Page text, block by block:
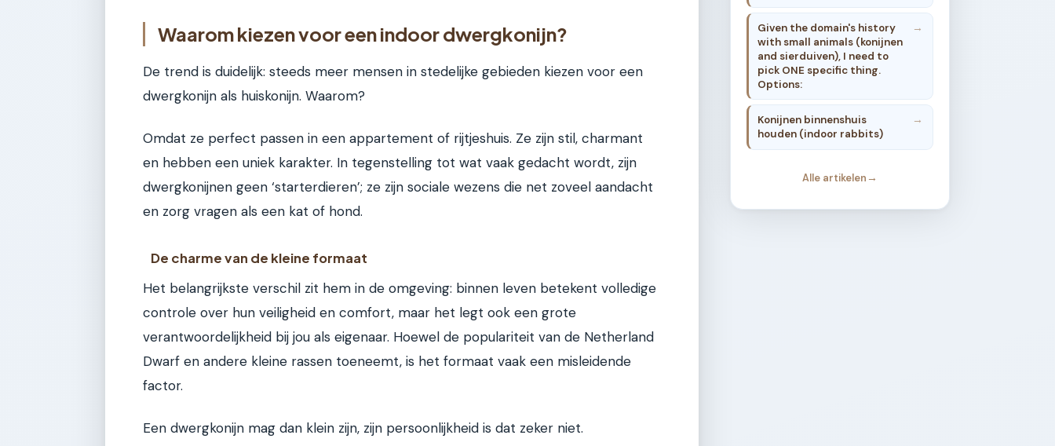
Waarom kiezen voor een indoor dwergkonijn?
De trend is duidelijk: steeds meer mensen in stedelijke gebieden kiezen voor een
dwergkonijn als huiskonijn. Waarom?
Omdat ze perfect passen in een appartement of rijtjeshuis. Ze zijn stil, charmant
en hebben een uniek karakter. In tegenstelling tot wat vaak gedacht wordt, zijn
dwergkonijnen geen ‘starterdieren’; ze zijn sociale wezens die net zoveel aandacht
en zorg vragen als een kat of hond.
De charme van de kleine formaat
Het belangrijkste verschil zit hem in de omgeving: binnen leven betekent volledige
controle over hun veiligheid en comfort, maar het legt ook een grote
verantwoordelijkheid bij jou als eigenaar. Hoewel de populariteit van de Netherland
Dwarf en andere kleine rassen toeneemt, is het formaat vaak een misleidende
factor.
Een dwergkonijn mag dan klein zijn, zijn persoonlijkheid is dat zeker niet.
Given the domain's history
with small animals (konijnen
and sierduiven), I need to
pick ONE specific thing.
Options:
Konijnen binnenshuis
houden (indoor rabbits)
Alle artikelen